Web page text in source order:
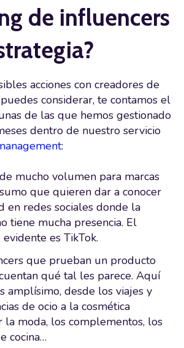
de influencers
acciones con creadores de
considerar, te contamos el
de las que hemos gestionado
dentro de nuestro servicio
:
mucho volumen para marcas
que quieren dar a conocer
en redes sociales donde la
tiene mucha presencia. El
evidente es TikTok.
que prueban un producto
qué tal les parece. Aquí
amplísimo, desde los viajes y
de ocio a la cosmética
la moda, los complementos, los
cocina…